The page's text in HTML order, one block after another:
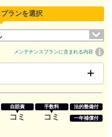
ランを選択
メンテナンスプランに含まれる内容
自賠責
コミ
手数料
コミ
法的整備付
一年補償付